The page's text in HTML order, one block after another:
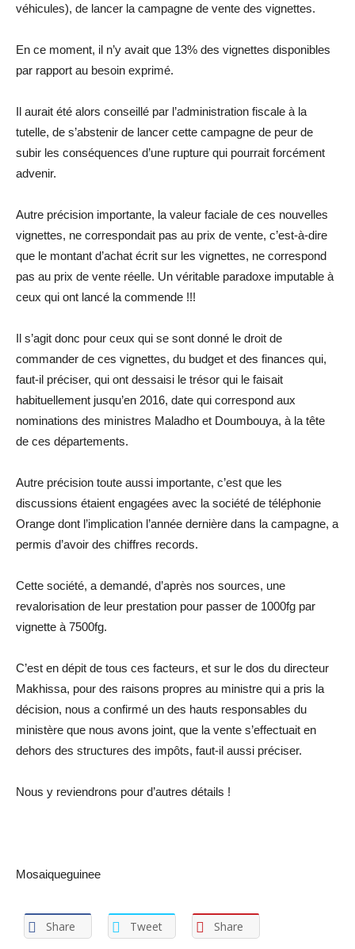
véhicules), de lancer la campagne de vente des vignettes.
En ce moment, il n’y avait que 13% des vignettes disponibles
par rapport au besoin exprimé.
Il aurait été alors conseillé par l’administration fiscale à la
tutelle, de s’abstenir de lancer cette campagne de peur de
subir les conséquences d’une rupture qui pourrait forcément
advenir.
Autre précision importante, la valeur faciale de ces nouvelles
vignettes, ne correspondait pas au prix de vente, c’est-à-dire
que le montant d’achat écrit sur les vignettes, ne correspond
pas au prix de vente réelle. Un véritable paradoxe imputable à
ceux qui ont lancé la commende !!!
Il s’agit donc pour ceux qui se sont donné le droit de
commander de ces vignettes, du budget et des finances qui,
faut-il préciser, qui ont dessaisi le trésor qui le faisait
habituellement jusqu’en 2016, date qui correspond aux
nominations des ministres Maladho et Doumbouya, à la tête
de ces départements.
Autre précision toute aussi importante, c’est que les
discussions étaient engagées avec la société de téléphonie
Orange dont l’implication l’année dernière dans la campagne, a
permis d’avoir des chiffres records.
Cette société, a demandé, d’après nos sources, une
revalorisation de leur prestation pour passer de 1000fg par
vignette à 7500fg.
C’est en dépit de tous ces facteurs, et sur le dos du directeur
Makhissa, pour des raisons propres au ministre qui a pris la
décision, nous a confirmé un des hauts responsables du
ministère que nous avons joint, que la vente s’effectuait en
dehors des structures des impôts, faut-il aussi préciser.
Nous y reviendrons pour d’autres détails !
Mosaiqueguinee
Share Tweet Share